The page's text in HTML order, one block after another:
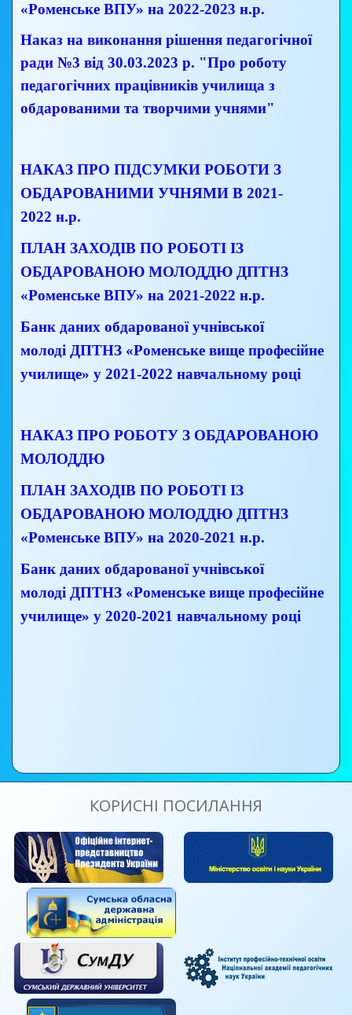
«Роменське ВПУ» на 2022-2023 н.р.
Наказ на виконання рішення педагогічної
ради №3 від 30.03.2023 р. "Про роботу
педагогічних працівників училища з
обдарованими та творчими учнями"
НАКАЗ ПРО ПІДСУМКИ РОБОТИ З
ОБДАРОВАНИМИ УЧНЯМИ В 2021-
2022 н.р.
ПЛАН ЗАХОДІВ ПО РОБОТІ ІЗ
ОБДАРОВАНОЮ МОЛОДДЮ ДПТНЗ
«Роменське ВПУ» на 2021-2022 н.р.
Банк даних обдарованої учнівської
молоді ДПТНЗ «Роменське вище професійне
училище» у 2021-2022 навчальному році
НАКАЗ ПРО РОБОТУ З ОБДАРОВАНОЮ
МОЛОДДЮ
ПЛАН ЗАХОДІВ ПО РОБОТІ ІЗ
ОБДАРОВАНОЮ МОЛОДДЮ ДПТНЗ
«Роменське ВПУ» на 2020-2021 н.р.
Банк даних обдарованої учнівської
молоді ДПТНЗ «Роменське вище професійне
училище» у 2020-2021 навчальному році
КОРИСНІ ПОСИЛАННЯ